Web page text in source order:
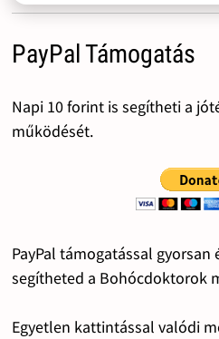
PayPal Támogatás
Napi 10 forint is segítheti a
működését.
PayPal támogatással gyorsan
segítheted a Bohócdoktorok
Egyetlen kattintással valódi